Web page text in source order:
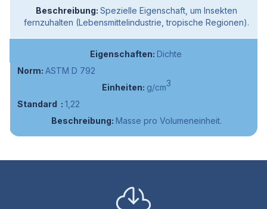
Spezielle Eigenschaft, um Insekten
fernzuhalten (Lebensmittelindustrie, tropische Regionen).
Dichte
ASTM D 792
g/cm3
1,22
Masse pro Volumeneinheit.